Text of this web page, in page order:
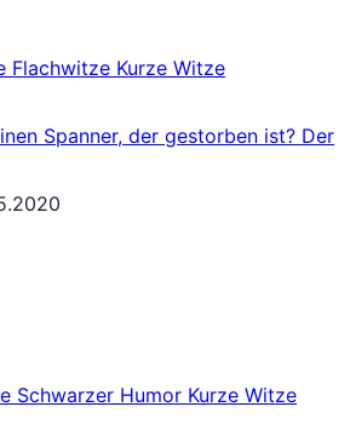
Flachwitze Kurze Witze
Spanner, der gestorben ist? Der
Schwarzer Humor Kurze Witze